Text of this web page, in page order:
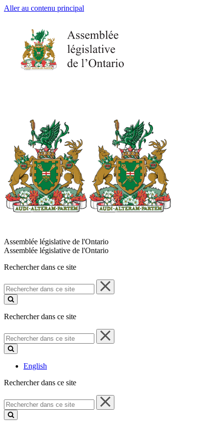
Aller au contenu principal
Assemblée législative de l'Ontario
Assemblée législative de l'Ontario
Rechercher dans ce site
Rechercher
dans
ce
Rechercher dans ce site
Rechercher
dans
ce
English
Rechercher dans ce site
Rechercher
dans
ce